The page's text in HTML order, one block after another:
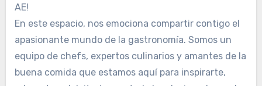
AE!
En este espacio, nos emociona compartir contigo el
apasionante mundo de la gastronomía. Somos un
equipo de chefs, expertos culinarios y amantes de la
buena comida que estamos aquí para inspirarte,